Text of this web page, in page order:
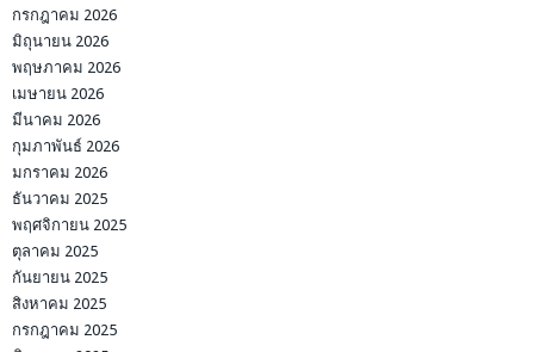
กรกฎาคม 2026
มิถุนายน 2026
พฤษภาคม 2026
เมษายน 2026
มีนาคม 2026
กุมภาพันธ์ 2026
มกราคม 2026
ธันวาคม 2025
พฤศจิกายน 2025
ตุลาคม 2025
กันยายน 2025
สิงหาคม 2025
กรกฎาคม 2025